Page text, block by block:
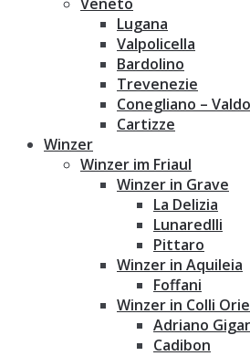
Veneto
Lugana
Valpolicella
Bardolino
Trevenezie
Conegliano –
Cartizze
Winzer
Winzer im Friaul
Winzer in Grave
La Delizia
Lunaredlli
Pittaro
Winzer in Aquileia
Foffani
Winzer in Colli
Adriano
Cadibon